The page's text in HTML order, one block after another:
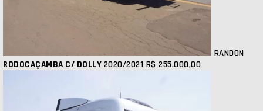
RANDON
RODOCAÇAMBA C/ DOLLY 2020/2021 R$ 255.000,00